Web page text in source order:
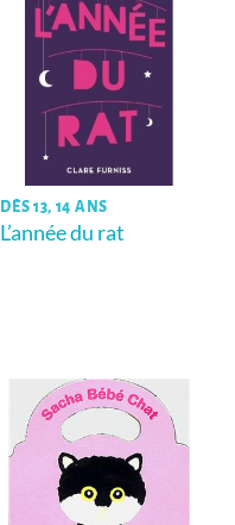
DÈS 13, 14 ANS
L’année du rat